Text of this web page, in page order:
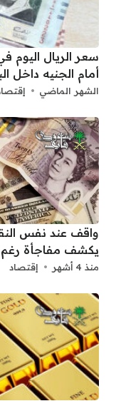
سعر الريال اليوم
أمام الجنيه داخل
الشهر الماضي
واقف عند نفس
يكشف مفاجأة رغم
منذ 4 أشهر إقتصاد